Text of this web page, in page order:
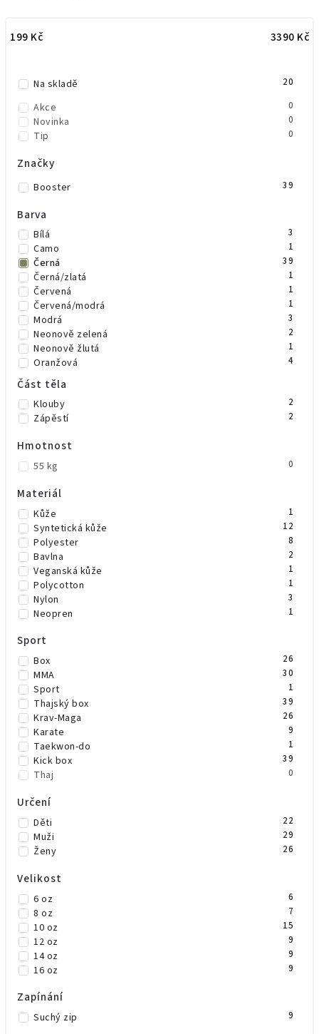
Nejdražší
Abecedně
199 Kč 3390 Kč
Na skladě 20
Akce 0
Novinka 0
Tip 0
Značky
Booster 39
Barva
Bílá 3
Camo 1
Černá 39
Černá/zlatá 1
Červená 1
Červená/modrá 1
Modrá 3
Neonově zelená 2
Neonově žlutá 1
Oranžová 4
Růžová
Šedá
Zelená 3
Zelená/černá 1
Béžová
Vínová 1
Část těla
Klouby 2
Zápěstí 2
Hmotnost
55 kg 0
Materiál
Kůže 1
Syntetická kůže 12
Polyester 8
Bavlna 2
Veganská kůže 1
Polycotton 1
Nylon 3
Neopren 1
Sport
Box 26
MMA 30
Sport 1
Thajský box 39
Krav-Maga 26
Karate 9
Taekwon-do 1
Kick box 39
Thaj 0
Určení
Děti 22
Muži 29
Ženy 26
Velikost
6 oz 6
8 oz 7
10 oz 15
12 oz 9
14 oz 9
16 oz 9
Zapínání
Suchý zip 9